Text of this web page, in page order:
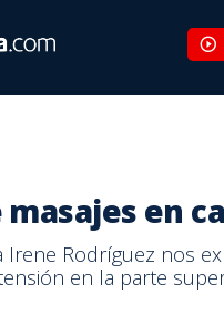
masajes en
Irene Rodríguez nos
en la parte